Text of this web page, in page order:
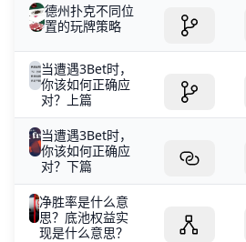
德州扑克不同位
置的玩牌策略
当遭遇3Bet时，
你该如何正确应
对？上篇
当遭遇3Bet时，
你该如何正确应
对？下篇
净胜率是什么意
思？底池权益实
现是什么意思？